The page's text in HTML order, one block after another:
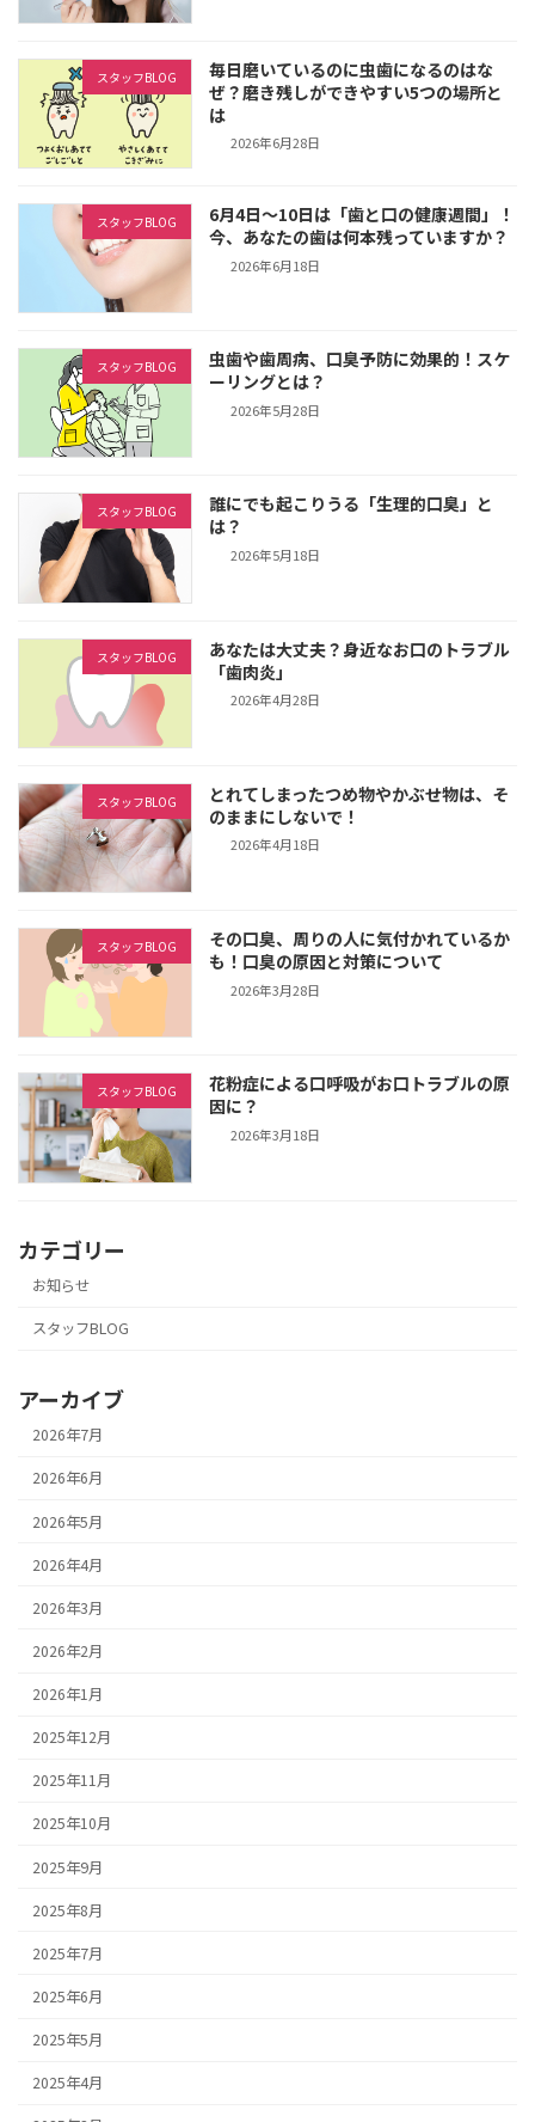
スタッフBLOG
毎日磨いているのに虫歯になるのはな
ぜ？磨き残しができやすい5つの場所と
は
2026年6月28日
スタッフBLOG
6月4日～10日は「歯と口の健康週間」！
今、あなたの歯は何本残っていますか？
2026年6月18日
スタッフBLOG
虫歯や歯周病、口臭予防に効果的！スケ
ーリングとは？
2026年5月28日
スタッフBLOG
誰にでも起こりうる「生理的口臭」と
は？
2026年5月18日
スタッフBLOG
あなたは大丈夫？身近なお口のトラブル
「歯肉炎」
2026年4月28日
スタッフBLOG
とれてしまったつめ物やかぶせ物は、そ
のままにしないで！
2026年4月18日
スタッフBLOG
その口臭、周りの人に気付かれているか
も！口臭の原因と対策について
2026年3月28日
スタッフBLOG
花粉症による口呼吸がお口トラブルの原
因に？
2026年3月18日
カテゴリー
お知らせ
スタッフBLOG
アーカイブ
2026年7月
2026年6月
2026年5月
2026年4月
2026年3月
2026年2月
2026年1月
2025年12月
2025年11月
2025年10月
2025年9月
2025年8月
2025年7月
2025年6月
2025年5月
2025年4月